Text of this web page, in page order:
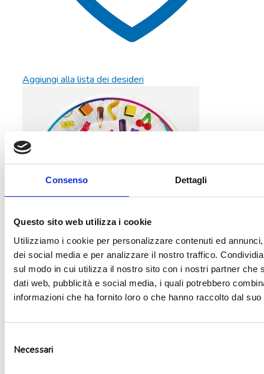
Consenso Dettagli
Questo sito web utilizza i cookie
Utilizziamo i cookie per personalizzare contenuti ed
dei social media e per analizzare il nostro traffico.
sul modo in cui utilizza il nostro sito con i nostri partner che
dati web, pubblicità e social media, i quali potrebbero
informazioni che ha fornito loro o che hanno raccolto dal
delNecessari
Aggiungi alla lista dei desideri
Piatti carta caramelle 18 cm
2,10€
Aggiungi al carrello